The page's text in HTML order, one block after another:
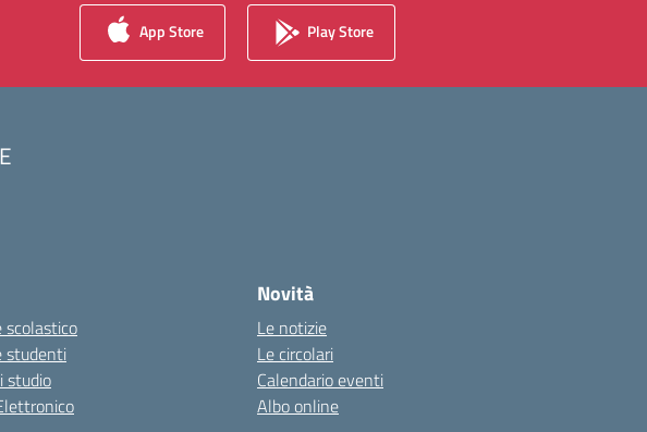
App Store Play Store
scolastico
studenti
studio
Novità
Le notizie
Le circolari
Calendario eventi
Albo online